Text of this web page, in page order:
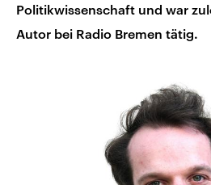
Politikwissenschaft und war
Autor bei Radio Bremen tätig.